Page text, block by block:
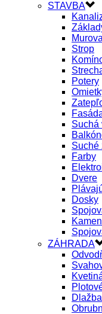
STAVBA
Strop
Potery
Suchá
Suché
Farby
Dvere
Dosky
ZÁHRADA
Dlažba